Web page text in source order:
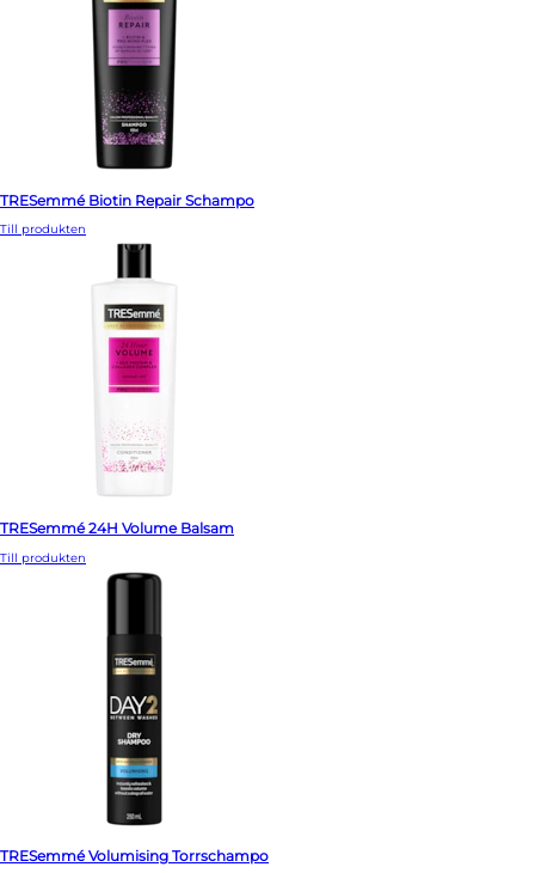
TRESemmé Biotin Repair Schampo
Till produkten
TRESemmé 24H Volume Balsam
Till produkten
TRESemmé Volumising Torrschampo